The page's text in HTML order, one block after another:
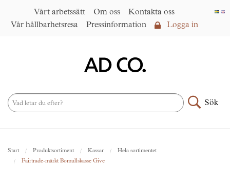
Vårt arbetssätt Om oss
Kontakta oss
Vår hållbarhetsresa
Pressinformation Logga in
Sök
Start Produktsortiment Kassar
Hela sortimentet
Fairtrade-märkt Bomullskasse Give
Om oss
Under samma paraply